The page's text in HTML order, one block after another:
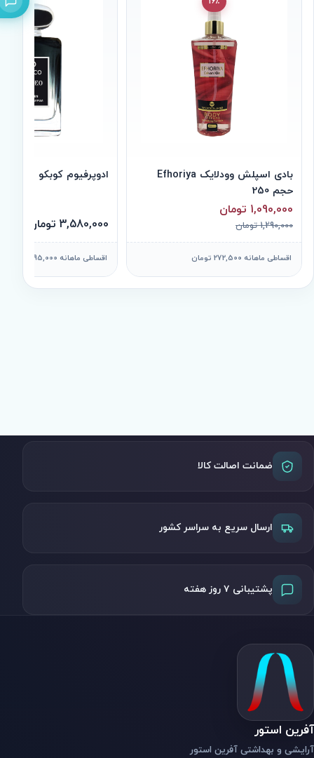
بادی اسپلش وودلایک Efhoriya
حجم 250
1,090,000 تومان
1,290,000 تومان
اقساطی ماهانه 272,500 تومان
ادوپرفیوم کوبکو Romeo حجم 100
3,580,000 تومان
اقساطی ماهانه 895,000 تومان
ضمانت اصالت کالا
ارسال سریع به سراسر کشور
پشتیبانی ۷ روز هفته
آفرین استور
آرایشی و بهداشتی آفرین استور